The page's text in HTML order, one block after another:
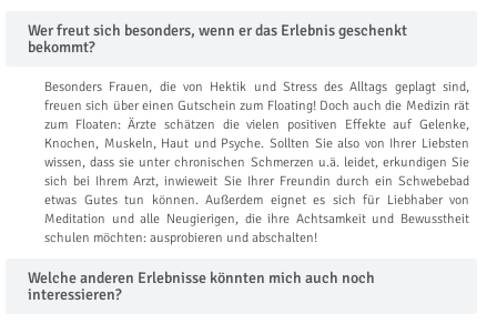
Wer freut sich besonders, wenn er das Erlebnis geschenkt
bekommt?
Besonders Frauen, die von Hektik und Stress des Alltags geplagt sind,
freuen sich über einen Gutschein zum Floating! Doch auch die Medizin rät
zum Floaten: Ärzte schätzen die vielen positiven Effekte auf Gelenke,
Knochen, Muskeln, Haut und Psyche. Sollten Sie also von Ihrer Liebsten
wissen, dass sie unter chronischen Schmerzen u.ä. leidet, erkundigen Sie
sich bei Ihrem Arzt, inwieweit Sie Ihrer Freundin durch ein Schwebebad
etwas Gutes tun können. Außerdem eignet es sich für Liebhaber von
Meditation und alle Neugierigen, die ihre Achtsamkeit und Bewusstheit
schulen möchten: ausprobieren und abschalten!
Welche anderen Erlebnisse könnten mich auch noch
interessieren?